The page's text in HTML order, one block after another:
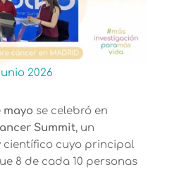
2026
mayo se celebró en
Summit, un
científico cuyo principal
8 de cada 10 personas